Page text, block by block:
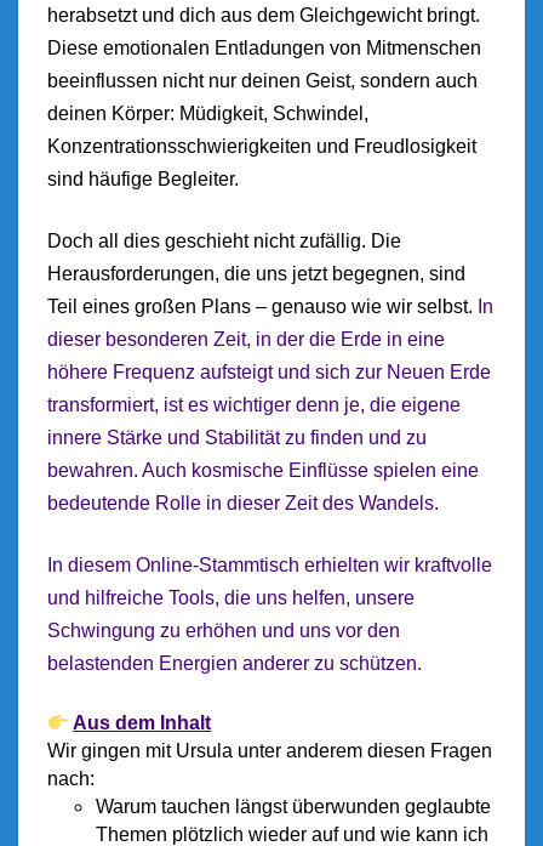
herabsetzt und dich aus dem Gleichgewicht bringt.
Diese emotionalen Entladungen von Mitmenschen
beeinflussen nicht nur deinen Geist, sondern auch
deinen Körper: Müdigkeit, Schwindel,
Konzentrationsschwierigkeiten und Freudlosigkeit
sind häufige Begleiter.
Doch all dies geschieht nicht zufällig. Die
Herausforderungen, die uns jetzt begegnen, sind
Teil eines großen Plans – genauso wie wir selbst. In
dieser besonderen Zeit, in der die Erde in eine
höhere Frequenz aufsteigt und sich zur Neuen Erde
transformiert, ist es wichtiger denn je, die eigene
innere Stärke und Stabilität zu finden und zu
bewahren. Auch kosmische Einflüsse spielen eine
bedeutende Rolle in dieser Zeit des Wandels.
In diesem Online-Stammtisch erhielten wir kraftvolle
und hilfreiche Tools, die uns helfen, unsere
Schwingung zu erhöhen und uns vor den
belastenden Energien anderer zu schützen.
Aus dem Inhalt
Wir gingen mit Ursula unter anderem diesen Fragen
nach:
Warum tauchen längst überwunden geglaubte
Themen plötzlich wieder auf und wie kann ich